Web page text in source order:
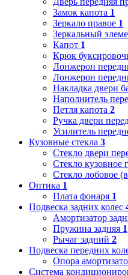
Замок капота 1
Зеркало правое 1
Зеркальный
Капот 1
Крюк
Лонжерон
Лонжерон
Накладка двери
Наполнитель
Петля капота 2
Ручка двери
Усилитель
Кузовные стекла 3
Стекло двери
Стекло кузовное
Стекло лобовое
Оптика 1
Плата фонаря 1
Подвеска задних колес
Амортизатор
Пружина задняя 1
Рычаг задний 2
Подвеска передних
Опора
Система